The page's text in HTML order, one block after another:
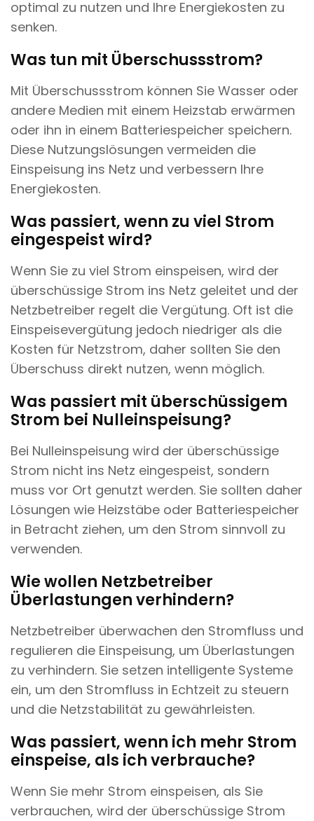
optimal zu nutzen und Ihre Energiekosten zu
senken.
Was tun mit Überschussstrom?
Mit Überschussstrom können Sie Wasser oder
andere Medien mit einem Heizstab erwärmen
oder ihn in einem Batteriespeicher speichern.
Diese Nutzungslösungen vermeiden die
Einspeisung ins Netz und verbessern Ihre
Energiekosten.
Was passiert, wenn zu viel Strom
eingespeist wird?
Wenn Sie zu viel Strom einspeisen, wird der
überschüssige Strom ins Netz geleitet und der
Netzbetreiber regelt die Vergütung. Oft ist die
Einspeisevergütung jedoch niedriger als die
Kosten für Netzstrom, daher sollten Sie den
Überschuss direkt nutzen, wenn möglich.
Was passiert mit überschüssigem
Strom bei Nulleinspeisung?
Bei Nulleinspeisung wird der überschüssige
Strom nicht ins Netz eingespeist, sondern
muss vor Ort genutzt werden. Sie sollten daher
Lösungen wie Heizstäbe oder Batteriespeicher
in Betracht ziehen, um den Strom sinnvoll zu
verwenden.
Wie wollen Netzbetreiber
Überlastungen verhindern?
Netzbetreiber überwachen den Stromfluss und
regulieren die Einspeisung, um Überlastungen
zu verhindern. Sie setzen intelligente Systeme
ein, um den Stromfluss in Echtzeit zu steuern
und die Netzstabilität zu gewährleisten.
Was passiert, wenn ich mehr Strom
einspeise, als ich verbrauche?
Wenn Sie mehr Strom einspeisen, als Sie
verbrauchen, wird der überschüssige Strom